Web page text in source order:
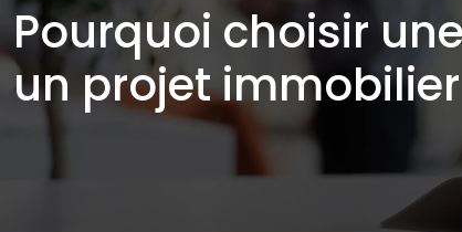
Pourquoi choisir
un projet